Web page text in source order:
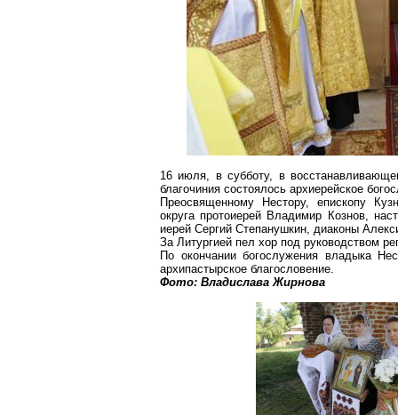
16 июля, в субботу, в
благочиния состоялось архиерейское
Преосвященному Нестору, епископу
округа протоиерей Владимир Кознов,
иерей Сергий Степанушкин, диаконы
За Литургией пел хор под руководством
По окончании богослужения владыка
архипастырское благословение.
Фото: Владислава Жирнова